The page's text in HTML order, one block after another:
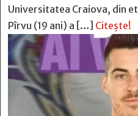
Universitatea Craiova, din
Pîrvu (19 ani) a […] Citește!